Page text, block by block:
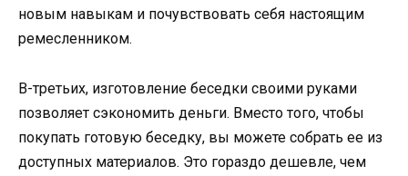
новым навыкам и почувствовать себя настоящим
ремесленником.
В-третьих, изготовление беседки своими руками
позволяет сэкономить деньги. Вместо того, чтобы
покупать готовую беседку, вы можете собрать ее из
доступных материалов. Это гораздо дешевле, чем